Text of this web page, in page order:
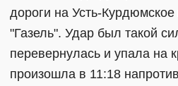
дороги на Усть-
"Газель". Удар был такой
перевернулась и упала на
произошла в 11:18